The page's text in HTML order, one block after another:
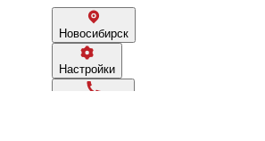
Новосибирск
Настройки